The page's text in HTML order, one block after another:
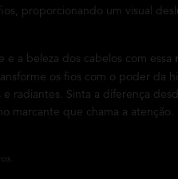
proporcionando um visual
e a beleza dos cabelos com essa
os fios com o poder da
e radiantes. Sinta a diferença
marcante que chama a atenção.